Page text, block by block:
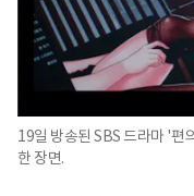
19일 방송된 SBS 드라마 '편
한 장면.